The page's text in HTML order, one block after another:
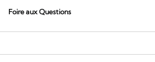
Foire aux Questions